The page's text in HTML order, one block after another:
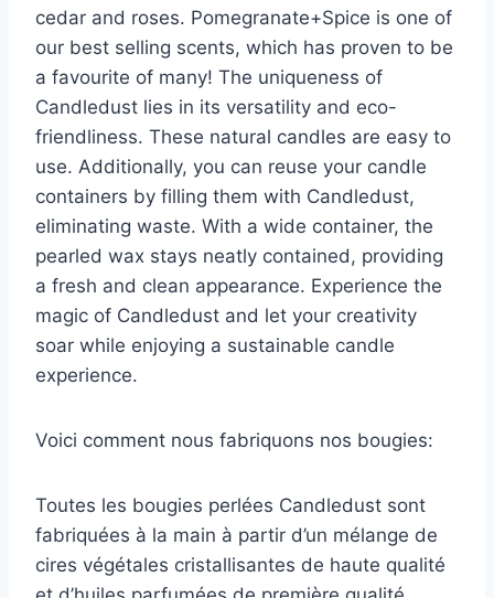
cedar and roses. Pomegranate+Spice is one of
our best selling scents, which has proven to be
a favourite of many! The uniqueness of
Candledust lies in its versatility and eco-
friendliness. These natural candles are easy to
use. Additionally, you can reuse your candle
containers by filling them with Candledust,
eliminating waste. With a wide container, the
pearled wax stays neatly contained, providing
a fresh and clean appearance. Experience the
magic of Candledust and let your creativity
soar while enjoying a sustainable candle
experience.
Voici comment nous fabriquons nos bougies:
Toutes les bougies perlées Candledust sont
fabriquées à la main à partir d’un mélange de
cires végétales cristallisantes de haute qualité